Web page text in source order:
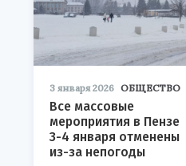
3 января 2026 ОБЩЕСТВО
Все массовые
мероприятия в Пензе
3-4 января отменены
из-за непогоды